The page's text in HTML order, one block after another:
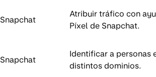
Snapchat
Atribuir tráfico con
Píxel de Snapchat.
Snapchat
Identificar a personas
distintos dominios.